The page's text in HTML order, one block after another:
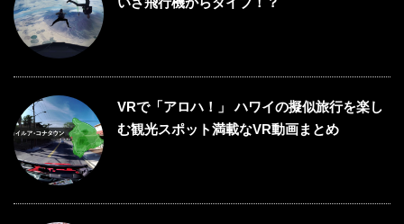
VRで「アロハ！」 ハワイの擬似旅行を楽し
む観光スポット満載なVR動画まとめ